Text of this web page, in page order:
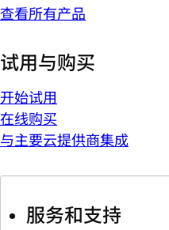
查看所有产品
试用与购买
开始试用
在线购买
与主要云提供商集成
服务和支持